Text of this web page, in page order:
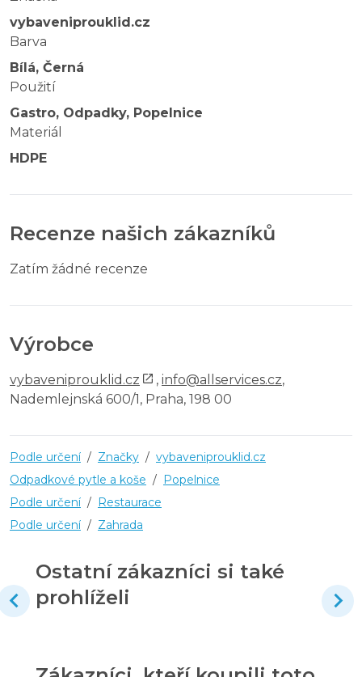
vybaveniprouklid.cz
Barva
Bílá, Černá
Použití
Gastro, Odpadky, Popelnice
Materiál
HDPE
Recenze našich zákazníků
Zatím žádné recenze
Výrobce
vybaveniprouklid.cz , info@allservices.cz,
Nademlejnská 600/1, Praha, 198 00
Podle určení / Značky / vybaveniprouklid.cz
Odpadkové pytle a koše / Popelnice
Podle určení / Restaurace
Podle určení / Zahrada
Ostatní zákazníci si také
prohlíželi